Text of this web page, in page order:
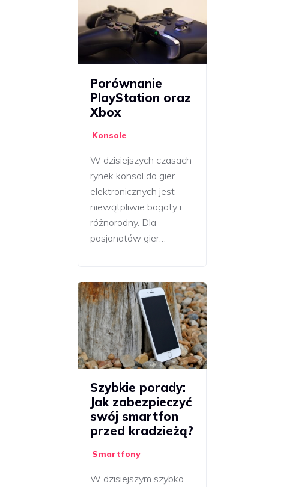
Porównanie
PlayStation oraz
Xbox
Konsole
W dzisiejszych czasach
rynek konsol do gier
elektronicznych jest
niewątpliwie bogaty i
różnorodny. Dla
pasjonatów gier…
Szybkie porady:
Jak zabezpieczyć
swój smartfon
przed kradzieżą?
Smartfony
W dzisiejszym szybko